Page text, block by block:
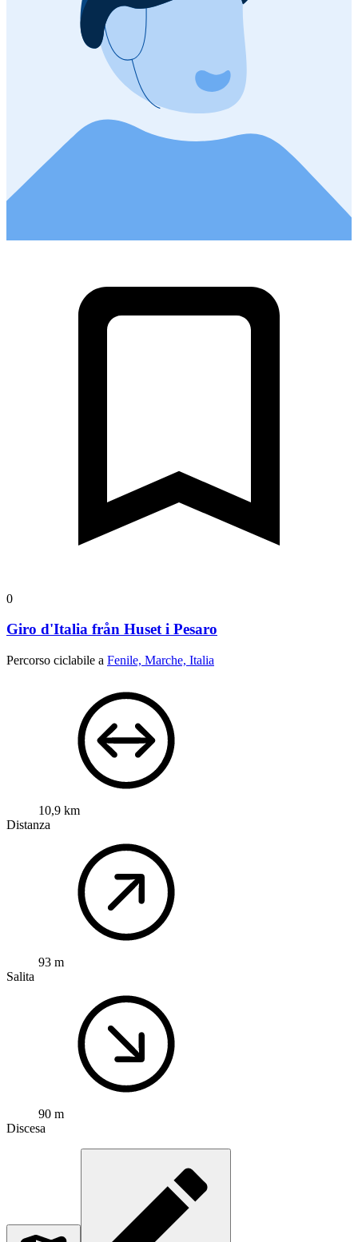
0
Giro d'Italia från Huset i Pesaro
Percorso ciclabile a Fenile, Marche, Italia
10,9 km
Distanza
93 m
Salita
90 m
Discesa